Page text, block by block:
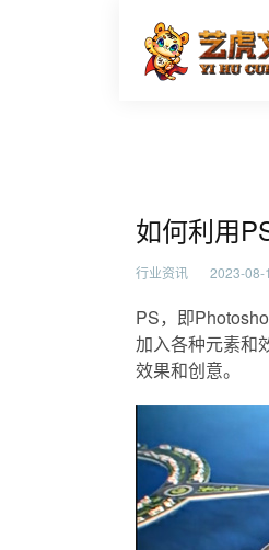
如何利
如何利用
行业资讯 2023-08-
PS，即
加入各种元素和
效果和创意。